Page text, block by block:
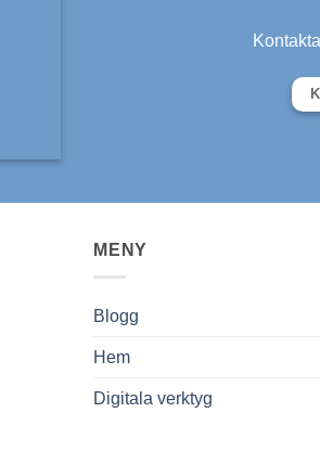
MENY
Blogg
Hem
Digitala verktyg